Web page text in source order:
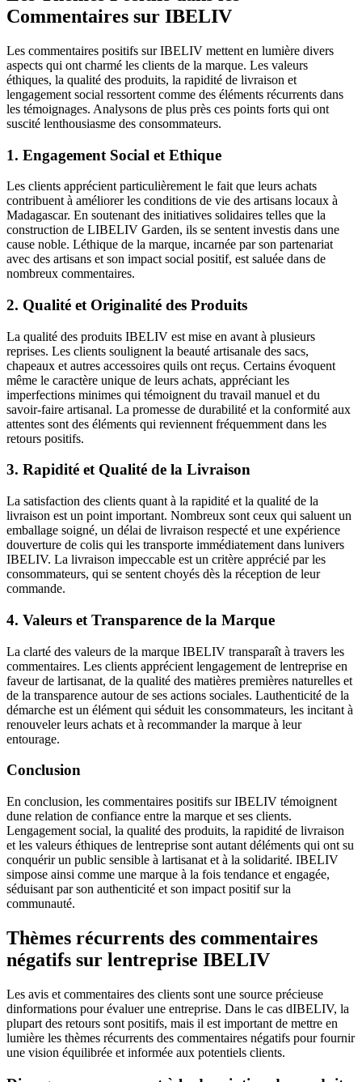
Commentaires sur IBELIV
Les commentaires positifs sur IBELIV mettent en lumière divers
aspects qui ont charmé les clients de la marque. Les valeurs
éthiques, la qualité des produits, la rapidité de livraison et
lengagement social ressortent comme des éléments récurrents dans
les témoignages. Analysons de plus près ces points forts qui ont
suscité lenthousiasme des consommateurs.
1. Engagement Social et Ethique
Les clients apprécient particulièrement le fait que leurs achats
contribuent à améliorer les conditions de vie des artisans locaux à
Madagascar. En soutenant des initiatives solidaires telles que la
construction de LIBELIV Garden, ils se sentent investis dans une
cause noble. Léthique de la marque, incarnée par son partenariat
avec des artisans et son impact social positif, est saluée dans de
nombreux commentaires.
2. Qualité et Originalité des Produits
La qualité des produits IBELIV est mise en avant à plusieurs
reprises. Les clients soulignent la beauté artisanale des sacs,
chapeaux et autres accessoires quils ont reçus. Certains évoquent
même le caractère unique de leurs achats, appréciant les
imperfections minimes qui témoignent du travail manuel et du
savoir-faire artisanal. La promesse de durabilité et la conformité aux
attentes sont des éléments qui reviennent fréquemment dans les
retours positifs.
3. Rapidité et Qualité de la Livraison
La satisfaction des clients quant à la rapidité et la qualité de la
livraison est un point important. Nombreux sont ceux qui saluent un
emballage soigné, un délai de livraison respecté et une expérience
douverture de colis qui les transporte immédiatement dans lunivers
IBELIV. La livraison impeccable est un critère apprécié par les
consommateurs, qui se sentent choyés dès la réception de leur
commande.
4. Valeurs et Transparence de la Marque
La clarté des valeurs de la marque IBELIV transparaît à travers les
commentaires. Les clients apprécient lengagement de lentreprise en
faveur de lartisanat, de la qualité des matières premières naturelles et
de la transparence autour de ses actions sociales. Lauthenticité de la
démarche est un élément qui séduit les consommateurs, les incitant à
renouveler leurs achats et à recommander la marque à leur
entourage.
Conclusion
En conclusion, les commentaires positifs sur IBELIV témoignent
dune relation de confiance entre la marque et ses clients.
Lengagement social, la qualité des produits, la rapidité de livraison
et les valeurs éthiques de lentreprise sont autant déléments qui ont su
conquérir un public sensible à lartisanat et à la solidarité. IBELIV
simpose ainsi comme une marque à la fois tendance et engagée,
séduisant par son authenticité et son impact positif sur la
communauté.
Thèmes récurrents des commentaires
négatifs sur lentreprise IBELIV
Les avis et commentaires des clients sont une source précieuse
dinformations pour évaluer une entreprise. Dans le cas dIBELIV, la
plupart des retours sont positifs, mais il est important de mettre en
lumière les thèmes récurrents des commentaires négatifs pour fournir
une vision équilibrée et informée aux potentiels clients.